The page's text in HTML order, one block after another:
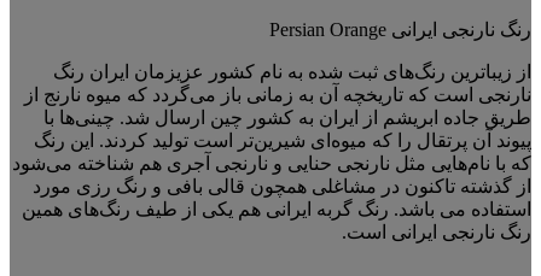
رنگ نارنجی ایرانی Persian Orange
از زیباترین رنگ‌های ثبت شده به نام کشور عزیزمان ایران رنگ
نارنجی است که تاریخچه آن به زمانی باز می‌گردد که میوه نارنج از
طریق جاده ابریشم از ایران به کشور چین ارسال شد. چینی‌ها با
پیوند آن پرتقال را که میوه‌ای شیرین‌تر است تولید کردند. این رنگ
که با نام‌هایی مثل نارنجی حنایی و نارنجی آجری هم شناخته می‌شود
از گذشته تاکنون در مشاغلی همچون قالی بافی و رنگ رزی مورد
استفاده می باشد. رنگ گربه ایرانی هم یکی از طیف رنگ‌های همین
رنگ نارنجی ایرانی است.